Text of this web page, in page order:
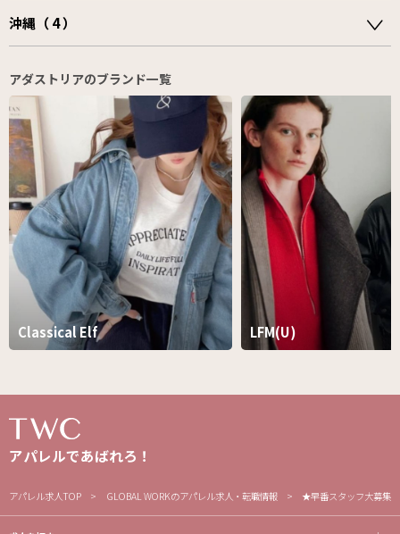
沖縄（ 4 ）
アダストリアのブランド一覧
Classical Elf LFM(U)
アパレルであばれろ！
アパレル求人TOP GLOBAL WORKのアパレル求人・転職情報 ★早番スタッフ大募集★